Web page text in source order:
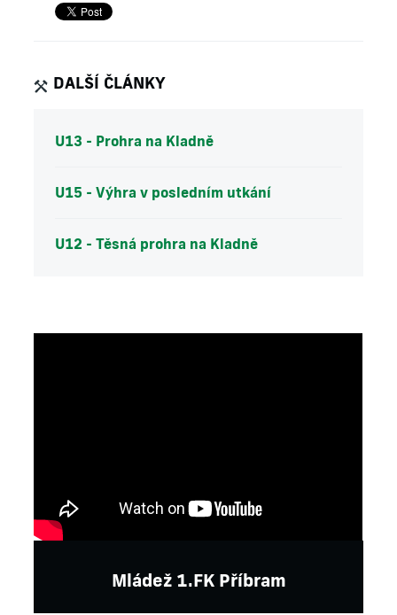
DALŠÍ ČLÁNKY
U13 - Prohra na Kladně
U15 - Výhra v posledním utkání
U12 - Těsná prohra na Kladně
Mládež 1.FK Příbram